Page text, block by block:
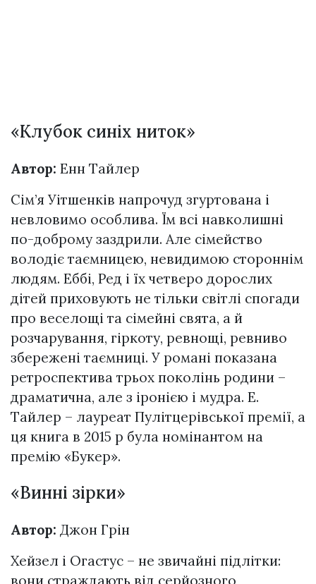
«Клубок синіх ниток»
Автор: Енн Тайлер
Сім’я Уітшенків напрочуд згуртована і
невловимо особлива. Їм всі навколишні
по-доброму заздрили. Але сімейство
володіє таємницею, невидимою стороннім
людям. Еббі, Ред і їх четверо дорослих
дітей приховують не тільки світлі спогади
про веселощі та сімейні свята, а й
розчарування, гіркоту, ревнощі, ревниво
збережені таємниці. У романі показана
ретроспектива трьох поколінь родини –
драматична, але з іронією і мудра. Е.
Тайлер – лауреат Пулітцерівської премії, а
ця книга в 2015 р була номінантом на
премію «Букер».
«Винні зірки»
Автор: Джон Грін
Хейзел і Огастус – не звичайні підлітки:
вони страждають від серйозного